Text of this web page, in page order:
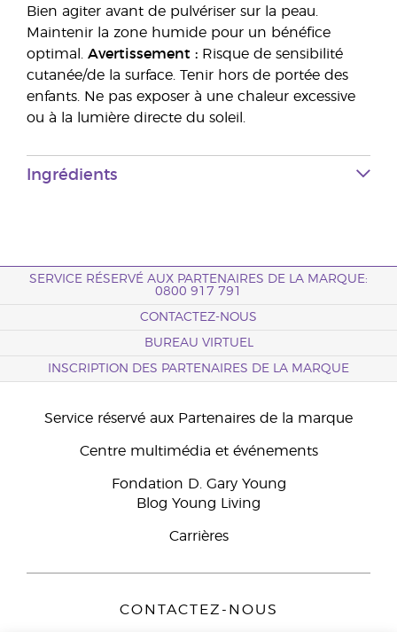
Bien agiter avant de pulvériser sur la peau.
Maintenir la zone humide pour un bénéfice
optimal. Avertissement : Risque de sensibilité
cutanée/de la surface. Tenir hors de portée des
enfants. Ne pas exposer à une chaleur excessive
ou à la lumière directe du soleil.
Ingrédients
SERVICE RÉSERVÉ AUX PARTENAIRES DE LA MARQUE:
0800 917 791
CONTACTEZ-NOUS
BUREAU VIRTUEL
INSCRIPTION DES PARTENAIRES DE LA MARQUE
Service réservé aux Partenaires de la marque
Centre multimédia et événements
Fondation D. Gary Young
Blog Young Living
Carrières
CONTACTEZ-NOUS